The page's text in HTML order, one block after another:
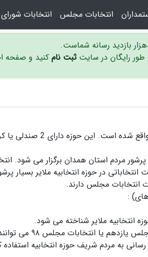
انتخابات مجلس انتخابات
بازدید رسانه شماست.
طور رایگان در سایت ثبت نامکنید و صفحه
حوزه انتخابیه ملایر در
مردم استان همدان برگزار می شود.
انتخاباتی در حوزه انتخابیه ملایر بسیار
انتخابات مجلس دارند.
:
انتخابیه ملایر شناخته می شود.
کاندیداها و
به مردم شریف حوزه انتخابیه استفاده